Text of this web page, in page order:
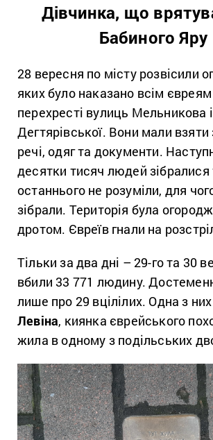
Дівчинка, що
Бабиного Яру
28 вересня по місту розвісили
яких було наказано всім євреям
перехресті вулиць Мельникова і
Дегтярівської. Вони мали взяти
речі, одяг та документи.
десятки тисяч людей зібралися
останнього не розуміли, для
зібрали. Територія була
дротом. Євреїв гнали на
Тільки за два дні – 29-го та 30
вбили 33 771 людину.
лише про 29 вцілілих. Одна з них
Левіна, киянка єврейського
жила в одному з подільських